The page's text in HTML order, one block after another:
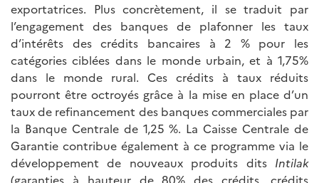
exportatrices. Plus concrètement, il se traduit par
l’engagement des banques de plafonner les taux
d’intérêts des crédits bancaires à 2 % pour les
catégories ciblées dans le monde urbain, et à 1,75%
dans le monde rural. Ces crédits à taux réduits
pourront être octroyés grâce à la mise en place d’un
taux de refinancement des banques commerciales par
la Banque Centrale de 1,25 %. La Caisse Centrale de
Garantie contribue également à ce programme via le
développement de nouveaux produits dits Intilak
(garanties à hauteur de 80% des crédits, crédits